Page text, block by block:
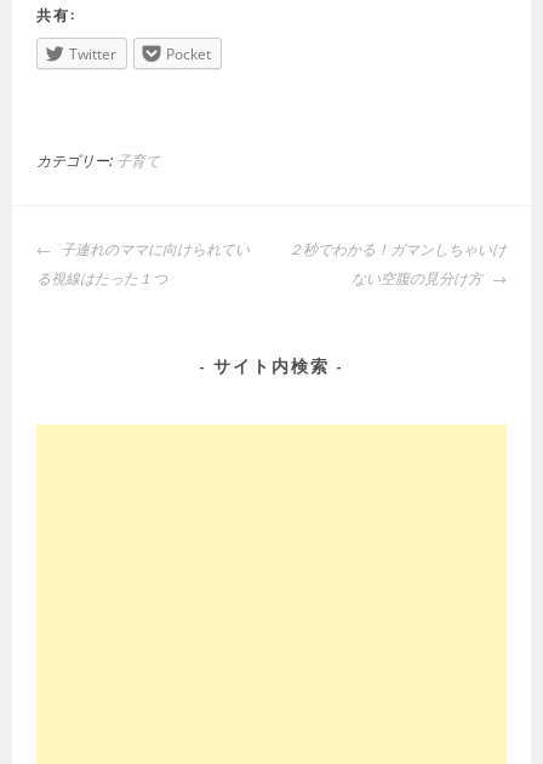
共有:
Twitter
Pocket
カテゴリー: 子育て
投
稿
シ
子連れのママに向けられてい
る視線はたった１つ
２秒でわかる！ガマンしちゃいけ
ない空腹の見分け方
サイト内検索